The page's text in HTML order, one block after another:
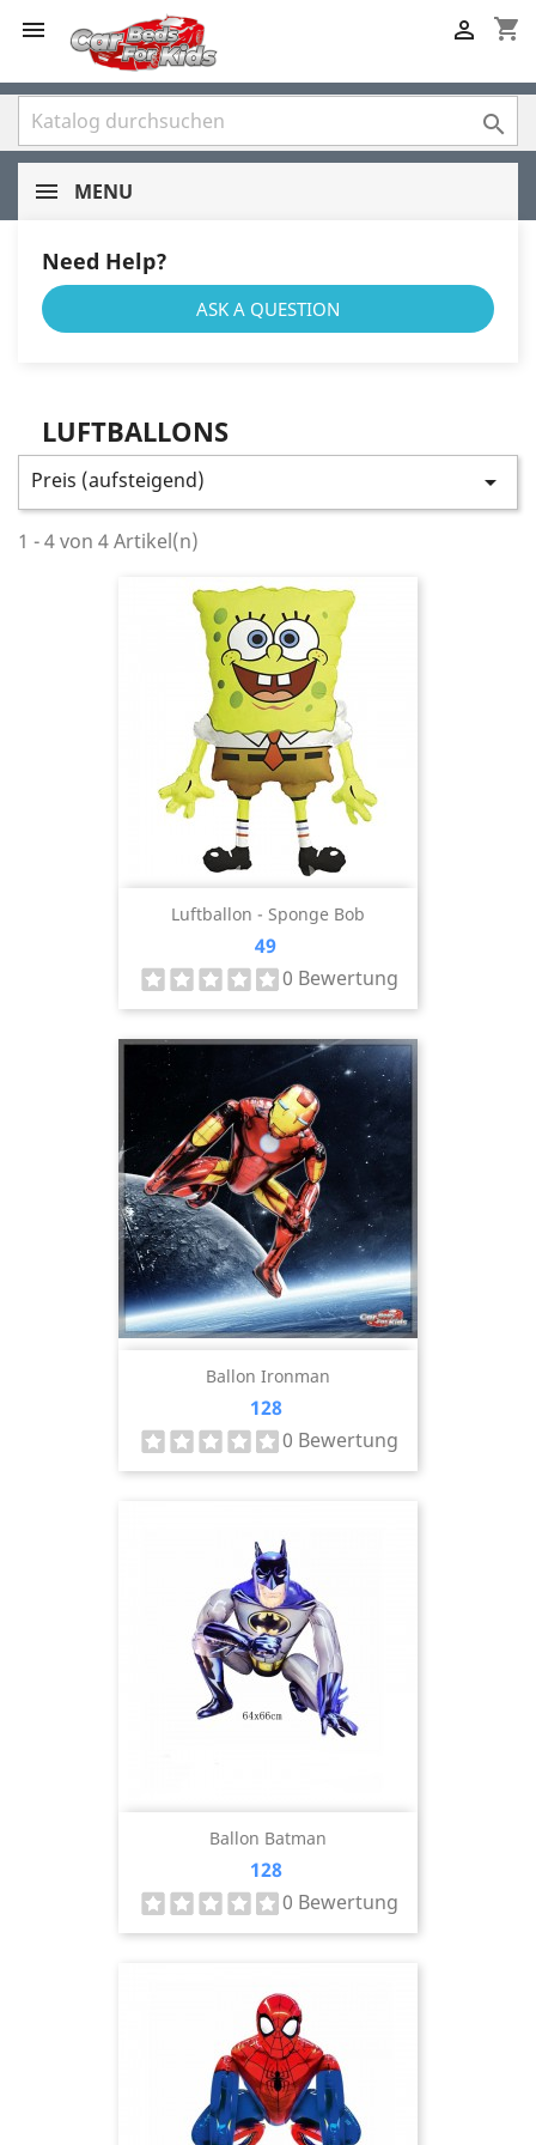
 shopping_cart


MENU
Need Help?
ASK A QUESTION
LUFTBALLONS
Preis (aufsteigend) 
1 - 4 von 4 Artikel(n)
Luftballon - Sponge Bob
Preis
49
0 Bewertung
Ballon Ironman
Preis
128
0 Bewertung
Ballon Batman
Preis
128
0 Bewertung